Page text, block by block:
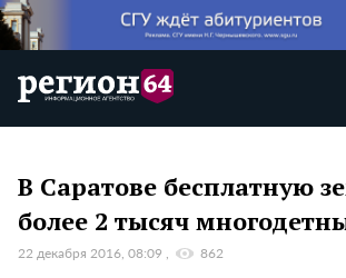
В Саратове бесплатную
более 2 тысяч
22 декабря 2016, 08:09 862